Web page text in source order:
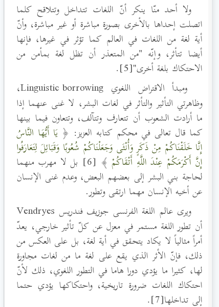
ولا أحد منّا ينكر أنّ اللغات تتداخل وتتلاقح كلما
اتصلت إحداها بالأخرى بصورة مباشرة أو غير مباشرة، وأنّ
أية لغة من اللغات في العالم كما تؤثر في غيرها، فإنها
أيضا تتأثر، وإنّه "من المتعذر أن تظل لغة بمأمن من
الاحتكاك بلغة أخرى"[5].
ومبدأ الاقتراض اللغوي Linguistic borrowing
،
وظاهرتي التأثير والتأثر في لغات البشر، لا غنى عنهما إذا
ما أرادت الشعوب أن تتعارف وتتآلف، وتتعاون فيما بينها
كما قال تعالى في محكم كتابه العزيز: ﴿ يَا أَيُّهَا النَّاسُ
إِنَّا خَلَقْنَاكُمْ مِنْ ذَكَرٍ وَأُنْثَى وَجَعَلْنَاكُمْ شُعُوبًا وَقَبَائِلَ لِتَعَارَفُوا
إِنَّ أَكْرَمَكُمْ عِنْدَ اللَّهِ أَتْقَاكُمْ
﴾ [6] بل لا مهرب منهما
لحاجة بني البشر إلى بعضهم البعض، وعدم غنى الإنسان
عن أخيه الإنسان مهما ارتقى وتطور.
ويرى عالم اللغة الفرنسى جوزيف فندريس Vendryes
أن تطور اللغة مستمر في معزل عن كلّ تأثير خارجي، يعدّ
أمراً مثالياً لا يكاد يتحقق في أية لغة، بل على العكس من
ذلك، فإنّ الأثر الذي يقع على لغة ما من لغات مجاورة
لها، كثيرا ما يؤدي دورا هاما في التطور اللغوي، ذلك لأنّ
احتكاك اللغات ضرورة تاريخية، واحتكاكها يؤدي حتما
إلى تداخلها[7].